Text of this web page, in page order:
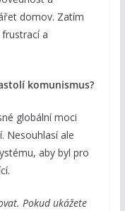
domov. Zatím
a
komunismus?
globální moci
Nesouhlasí ale
aby byl pro
Pokud ukážete